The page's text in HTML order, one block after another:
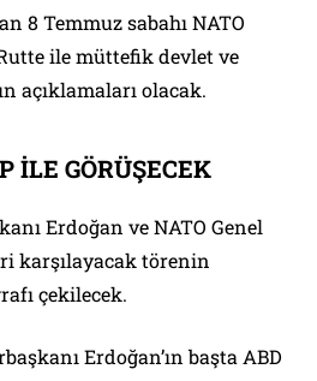
8 Temmuz sabahı NATO
ile müttefik devlet ve
açıklamaları olacak.
İLE GÖRÜŞECEK
Erdoğan ve NATO Genel
karşılayacak törenin
çekilecek.
Erdoğan’ın başta ABD